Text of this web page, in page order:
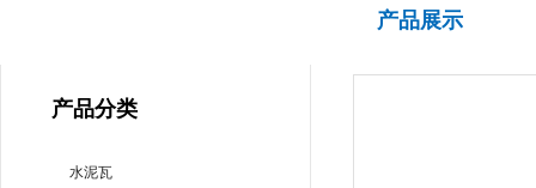
产品分类
水泥瓦
产品展示